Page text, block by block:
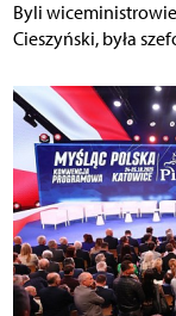
Byli
Cieszyński, była